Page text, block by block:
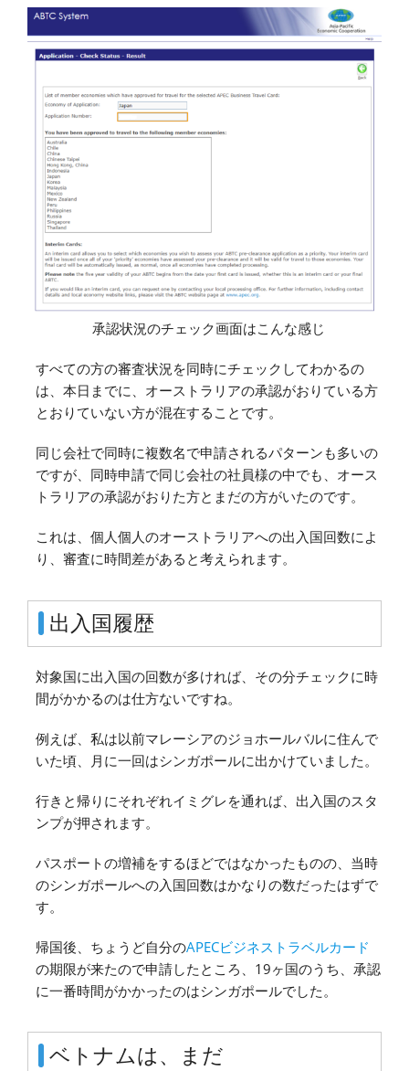
承認状況のチェック画面はこんな感じ
すべての方の審査状況を同時にチェックしてわかるの
は、本日までに、オーストラリアの承認がおりている方
とおりていない方が混在することです。
同じ会社で同時に複数名で申請されるパターンも多いの
ですが、同時申請で同じ会社の社員様の中でも、オース
トラリアの承認がおりた方とまだの方がいたのです。
これは、個人個人のオーストラリアへの出入国回数によ
り、審査に時間差があると考えられます。
出入国履歴
対象国に出入国の回数が多ければ、その分チェックに時
間がかかるのは仕方ないですね。
例えば、私は以前マレーシアのジョホールバルに住んで
いた頃、月に一回はシンガポールに出かけていました。
行きと帰りにそれぞれイミグレを通れば、出入国のスタ
ンプが押されます。
パスポートの増補をするほどではなかったものの、当時
のシンガポールへの入国回数はかなりの数だったはずで
す。
帰国後、ちょうど自分のAPECビジネストラベルカード
の期限が来たので申請したところ、19ヶ国のうち、承認
に一番時間がかかったのはシンガポールでした。
ベトナムは、まだ